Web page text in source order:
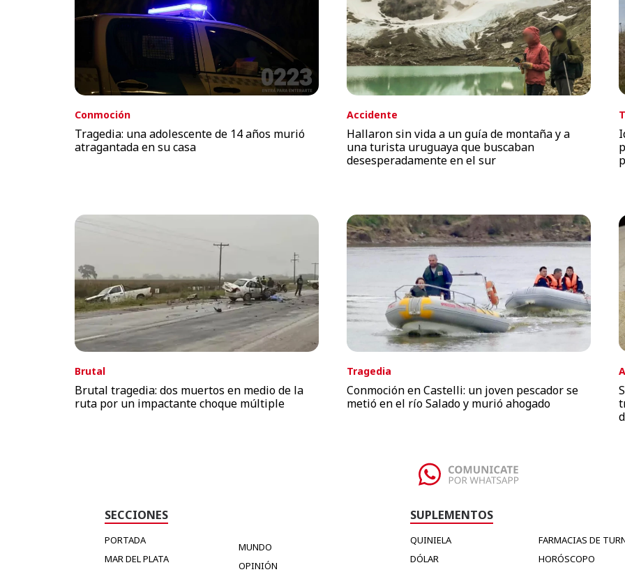
Conmoción
Tragedia: una adolescente de 14 años murió
atragantada en su casa
Accidente
Hallaron sin vida a un guía de montaña y a
una turista uruguaya que buscaban
desesperadamente en el sur
Brutal
Brutal tragedia: dos muertos en medio de la
ruta por un impactante choque múltiple
Tragedia
Conmoción en Castelli: un joven pescador se
metió en el río Salado y murió ahogado
SECCIONES
PORTADA
MAR DEL PLATA
MUNDO
OPINIÓN
SUPLEMENTOS
QUINIELA
DÓLAR
FARMACIAS DE
HORÓSCOPO